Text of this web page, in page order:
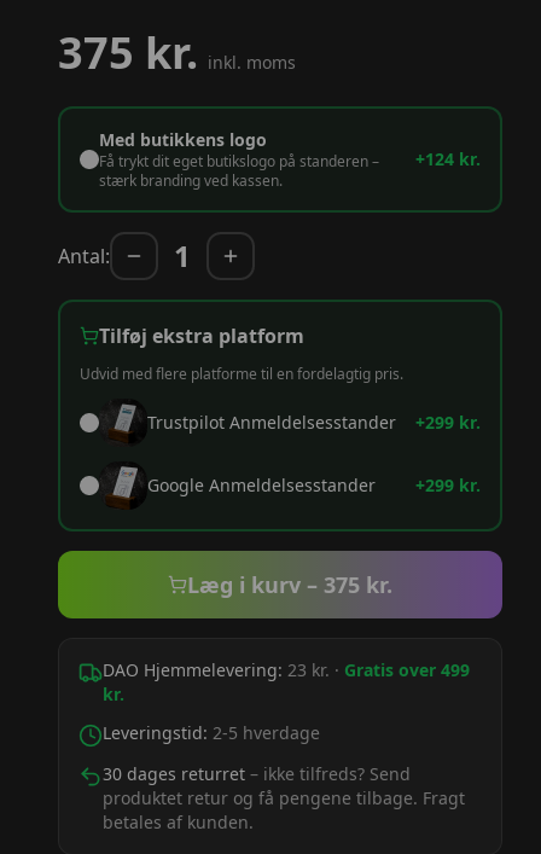
375 kr. inkl. moms
Med butikkens logo
Få trykt dit eget butikslogo på standeren –
stærk branding ved kassen.
+124 kr.
Antal: 1
Tilføj ekstra platform
Udvid med flere platforme til en fordelagtig pris.
Trustpilot Anmeldelsesstander +299 kr.
Google Anmeldelsesstander +299 kr.
Læg i kurv – 375 kr.
DAO Hjemmelevering: 23 kr. · Gratis over 499
kr.
Leveringstid: 2-5 hverdage
30 dages returret – ikke tilfreds? Send
produktet retur og få pengene tilbage. Fragt
betales af kunden.